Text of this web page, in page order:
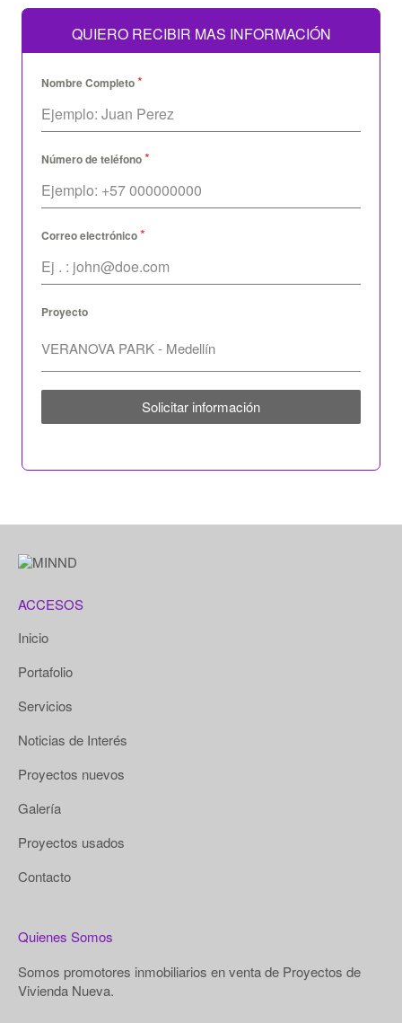
QUIERO RECIBIR MAS INFORMACIÓN
Nombre Completo*
Número de teléfono*
Correo electrónico*
Proyecto
Solicitar información
ACCESOS
Inicio
Portafolio
Servicios
Noticias de Interés
Proyectos nuevos
Galería
Proyectos usados
Contacto
Quienes Somos
Somos promotores inmobiliarios en venta de Proyectos de
Vivienda Nueva.